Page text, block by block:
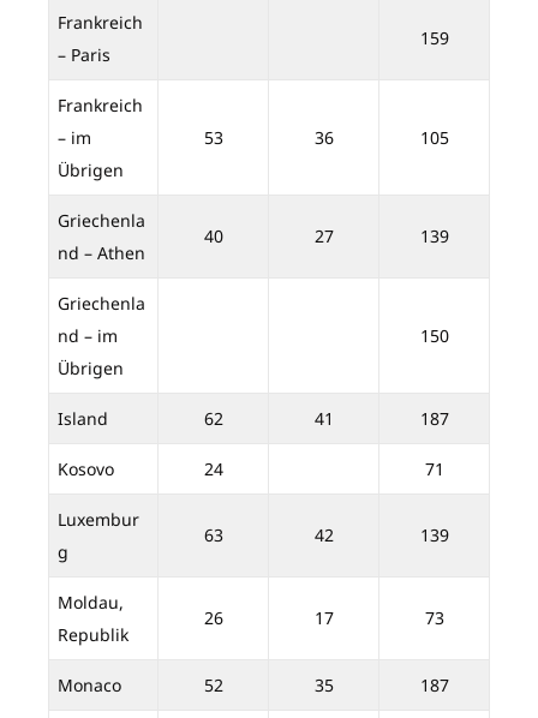
Frankreich
– Paris
159
Frankreich
– im
Übrigen
53 36 105
Griechenla
nd – Athen
40 27 139
Griechenla
nd – im
Übrigen
150
Island 62 41 187
Kosovo 24 71
Luxembur
g
63 42 139
Moldau,
Republik
26 17 73
Monaco 52 35 187